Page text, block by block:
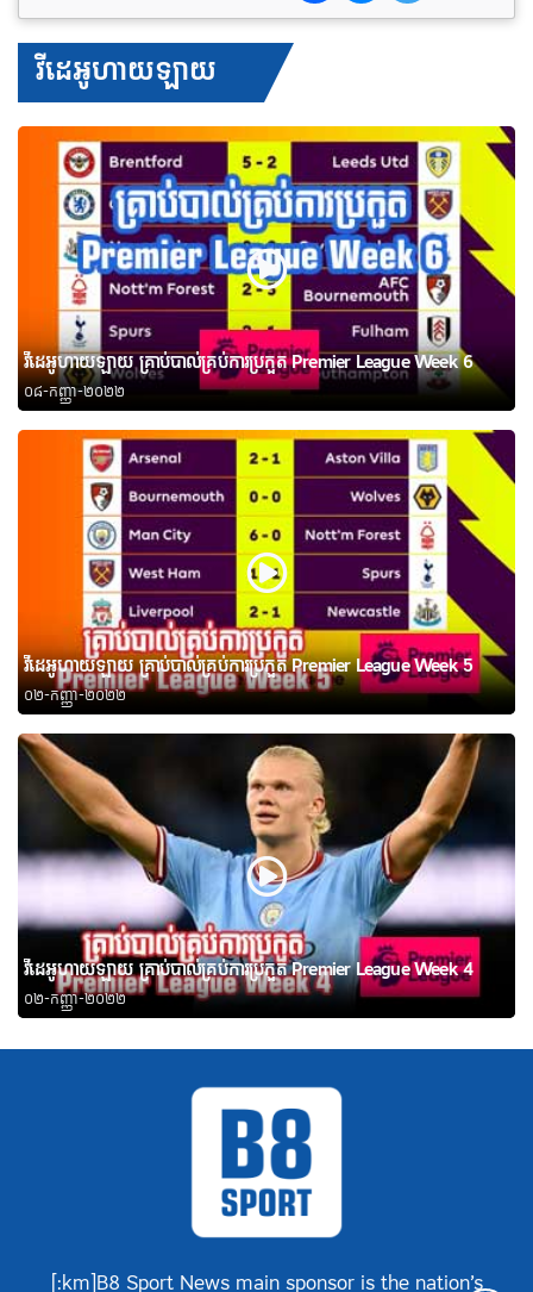
វីដេអូហាយឡាយ
វីដេអូហាយឡាយ គ្រាប់បាល់គ្រប់ការប្រកួត Premier League Week 6
០៨-កញ្ញា-២០២២
វីដេអូហាយឡាយ គ្រាប់បាល់គ្រប់ការប្រកួត Premier League Week 5
០២-កញ្ញា-២០២២
វីដេអូហាយឡាយ គ្រាប់បាល់គ្រប់ការប្រកួត Premier League Week 4
០២-កញ្ញា-២០២២
[:km]B8 Sport News main sponsor is the nation’s